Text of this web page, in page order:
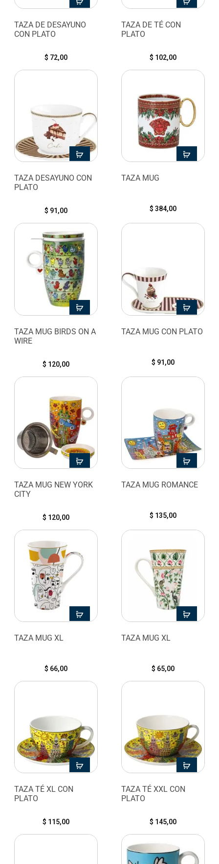
TAZA DE DESAYUNO
CON PLATO
$ 72,00
TAZA DE TÉ CON
PLATO
$ 102,00
TAZA DESAYUNO CON
PLATO
$ 91,00
TAZA MUG
$ 384,00
TAZA MUG BIRDS ON A
WIRE
$ 120,00
TAZA MUG CON PLATO
$ 91,00
TAZA MUG NEW YORK
CITY
$ 120,00
TAZA MUG ROMANCE
$ 135,00
TAZA MUG XL
$ 66,00
TAZA MUG XL
$ 65,00
TAZA TÉ XL CON
PLATO
$ 115,00
TAZA TÉ XXL CON
PLATO
$ 145,00